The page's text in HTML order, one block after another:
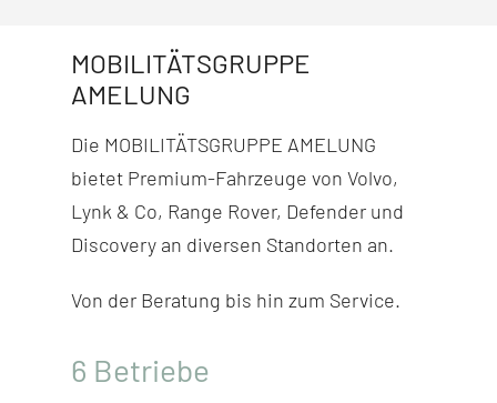
MOBILITÄTSGRUPPE
AMELUNG
Die MOBILITÄTSGRUPPE AMELUNG
bietet Premium-Fahr­zeuge von Volvo,
Lynk & Co, Range Rover, Defender und
Discovery an diversen Stand­orten an.
Von der Beratung bis hin zum Service.
6 Betriebe